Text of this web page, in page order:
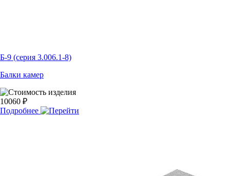
Б-9 (серия 3.006.1-8)
Балки камер
10060 ₽
Подробнее